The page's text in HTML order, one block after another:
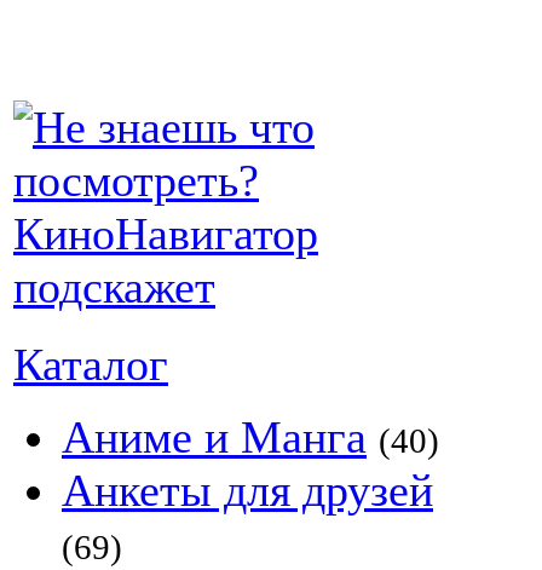
Каталог
Аниме и Манга (40)
Анкеты для друзей
(69)